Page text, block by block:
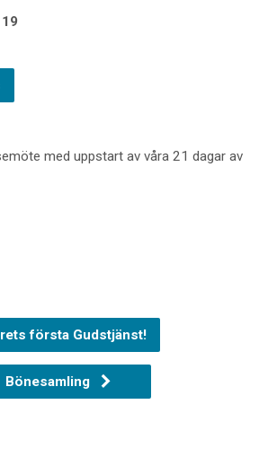
med uppstart av våra 21 dagar av
första Gudstjänst!
Bönesamling